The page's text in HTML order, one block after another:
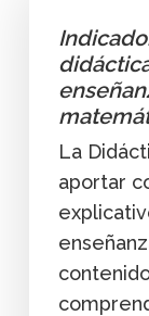
La
aportar